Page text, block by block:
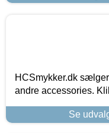
HCSmykker.dk
andre accessories.
Se